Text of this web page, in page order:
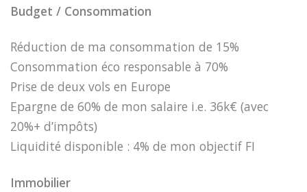
Budget / Consommation
Réduction de ma consommation de 15%
Consommation éco responsable à 70%
Prise de deux vols en Europe
Epargne de 60% de mon salaire i.e. 36k€ (avec
20%+ d’impôts)
Liquidité disponible : 4% de mon objectif FI
Immobilier